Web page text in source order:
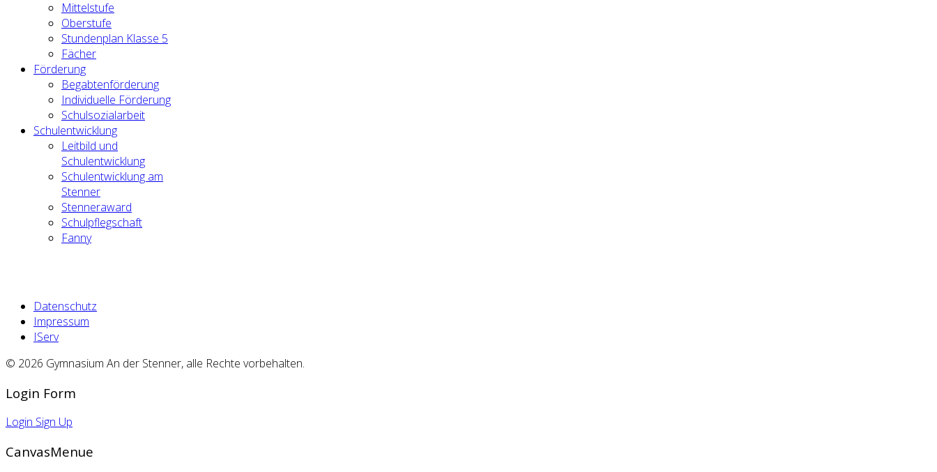
Mittelstufe
Oberstufe
Stundenplan Klasse 5
Fächer
Förderung
Begabtenförderung
Individuelle Förderung
Schulsozialarbeit
Schulentwicklung
Leitbild und
Schulentwicklung
Schulentwicklung am
Stenner
Stenneraward
Schulpflegschaft
Fanny
Datenschutz
Impressum
IServ
© 2026 Gymnasium An der Stenner, alle Rechte vorbehalten.
Login Form
Login Sign Up
CanvasMenue